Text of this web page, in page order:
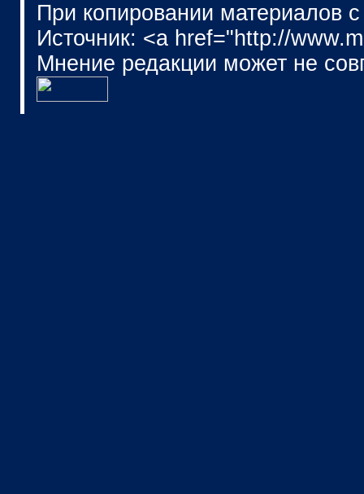
При копировании материалов
Источник: <a href="http://
Мнение редакции может не